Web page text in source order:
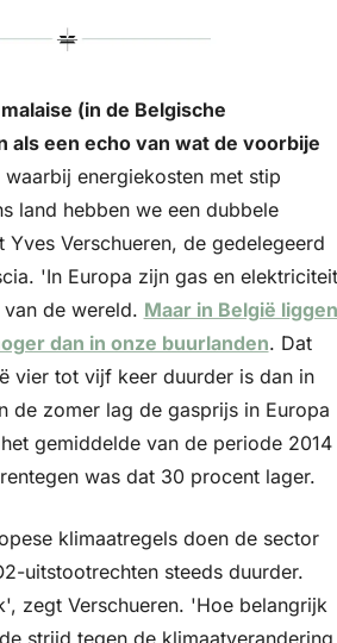
(in de Belgische
als een echo van wat de voorbije
waarbij energiekosten met stip
land hebben we een dubbele
Verschueren, de gedelegeerd
'In Europa zijn gas en elektriciteit
de wereld. Maar in België liggen
dan in onze buurlanden. Dat
vier tot vijf keer duurder is dan in
de zomer lag de gasprijs in Europa
gemiddelde van de periode 2014
was dat 30 procent lager.
klimaatregels doen de sector
uitstootrechten steeds duurder.
zegt Verschueren. 'Hoe belangrijk